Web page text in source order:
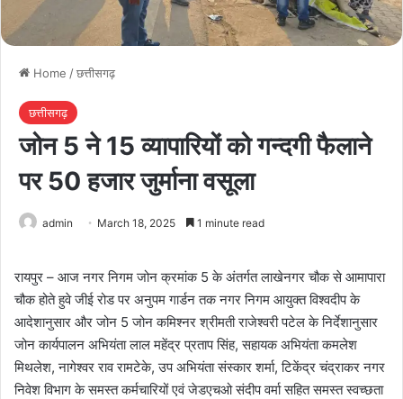
Home /छत्तीसगढ़
छत्तीसगढ़
जोन 5 ने 15 व्यापारियों को गन्दगी फैलाने
पर 50 हजार जुर्माना वसूला
admin March 18, 2025 1 minute read
रायपुर – आज नगर निगम जोन क्रमांक 5 के अंतर्गत लाखेनगर चौक से आमापारा
चौक होते हुवे जीई रोड पर अनुपम गार्डन तक नगर निगम आयुक्त विश्वदीप के
आदेशानुसार और जोन 5 जोन कमिश्नर श्रीमती राजेश्वरी पटेल के निर्देशानुसार
जोन कार्यपालन अभियंता लाल महेंद्र प्रताप सिंह, सहायक अभियंता कमलेश
मिथलेश, नागेश्वर राव रामटेके, उप अभियंता संस्कार शर्मा, टिकेंद्र चंद्राकर नगर
निवेश विभाग के समस्त कर्मचारियों एवं जेडएचओ संदीप वर्मा सहित समस्त स्वच्छता